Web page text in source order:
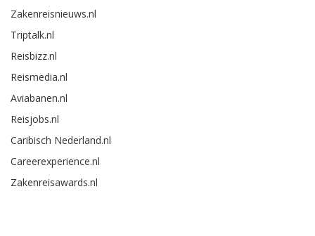
Zakenreisnieuws.nl
Triptalk.nl
Reisbizz.nl
Reismedia.nl
Aviabanen.nl
Reisjobs.nl
Caribisch Nederland.nl
Careerexperience.nl
Zakenreisawards.nl